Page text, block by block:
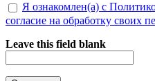
Обработка персональных
Я ознакомлен(а) с
согласие на обработку своих
Leave this field blank